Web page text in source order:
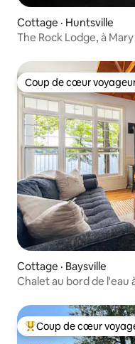
Cottage · Huntsville
The Rock Lodge, à
Coup de cœur
Coup de cœur
Cottage · Baysville
Chalet au bord de l'eau
Coup de cœur
Coup de cœur